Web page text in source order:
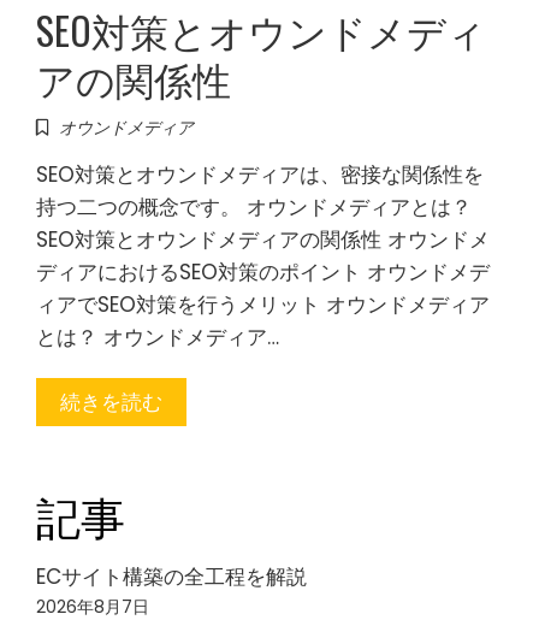
SEO対策とオウンドメディ
アの関係性
オウンドメディア
SEO対策とオウンドメディアは、密接な関係性を
持つ二つの概念です。 オウンドメディアとは？
SEO対策とオウンドメディアの関係性 オウンドメ
ディアにおけるSEO対策のポイント オウンドメデ
ィアでSEO対策を行うメリット オウンドメディア
とは？ オウンドメディア…
続きを読む
記事
ECサイト構築の全工程を解説
2026年8月7日